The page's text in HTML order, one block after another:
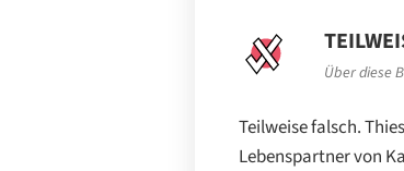
Über diese
Teilweise falsch.
Lebenspartner von